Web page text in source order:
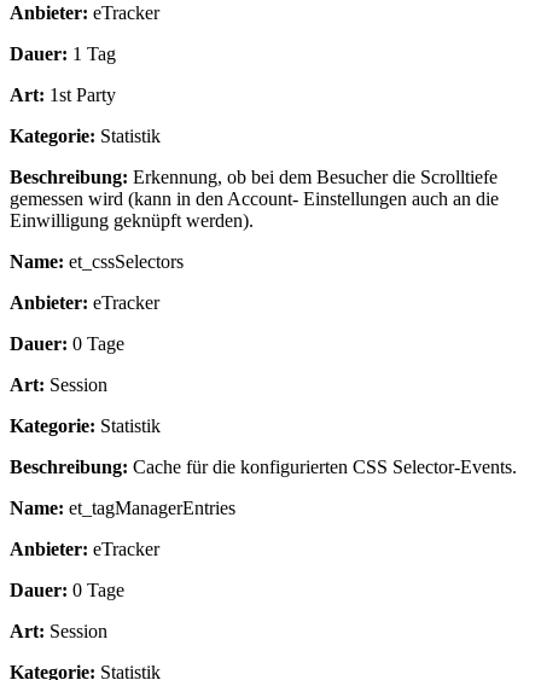
Anbieter: eTracker
Dauer: 1 Tag
Art: 1st Party
Kategorie: Statistik
Beschreibung: Erkennung, ob bei dem Besucher die Scrolltiefe
gemessen wird (kann in den Account- Einstellungen auch an die
Einwilligung geknüpft werden).
Name: et_cssSelectors
Anbieter: eTracker
Dauer: 0 Tage
Art: Session
Kategorie: Statistik
Beschreibung: Cache für die konfigurierten CSS Selector-Events.
Name: et_tagManagerEntries
Anbieter: eTracker
Dauer: 0 Tage
Art: Session
Kategorie: Statistik